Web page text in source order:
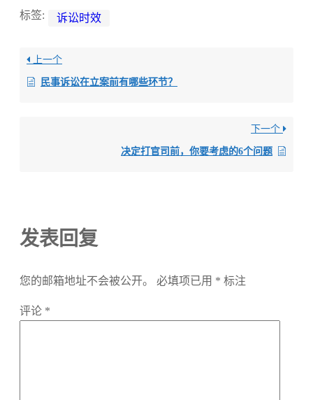
标签: 诉讼时效
上一个
民事诉讼在立案前有哪些环节？
下一个
决定打官司前，你要考虑的6个问题
发表回复
您的邮箱地址不会被公开。 必填项已用 * 标注
评论 *